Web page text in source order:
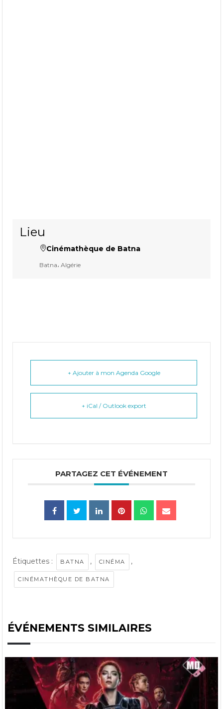
Lieu
Cinémathèque de Batna
Batna، Algérie
+ Ajouter à mon Agenda Google
+ iCal / Outlook export
PARTAGEZ CET ÉVÉNEMENT
Étiquettes : BATNA , CINÉMA ,
CINÉMATHÈQUE DE BATNA
ÉVÉNEMENTS SIMILAIRES